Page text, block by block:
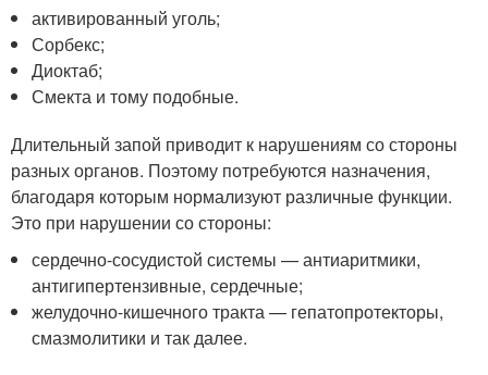
активированный уголь;
Сорбекс;
Диоктаб;
Смекта и тому подобные.
Длительный запой приводит к нарушениям со стороны
разных органов. Поэтому потребуются назначения,
благодаря которым нормализуют различные функции.
Это при нарушении со стороны:
сердечно-сосудистой системы — антиаритмики,
антигипертензивные, сердечные;
желудочно-кишечного тракта — гепатопротекторы,
смазмолитики и так далее.